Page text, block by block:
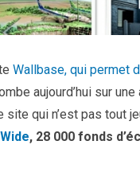
Wallbase, qui permet
aujourd’hui sur
site qui n’est pas tout
, 28 000 fonds